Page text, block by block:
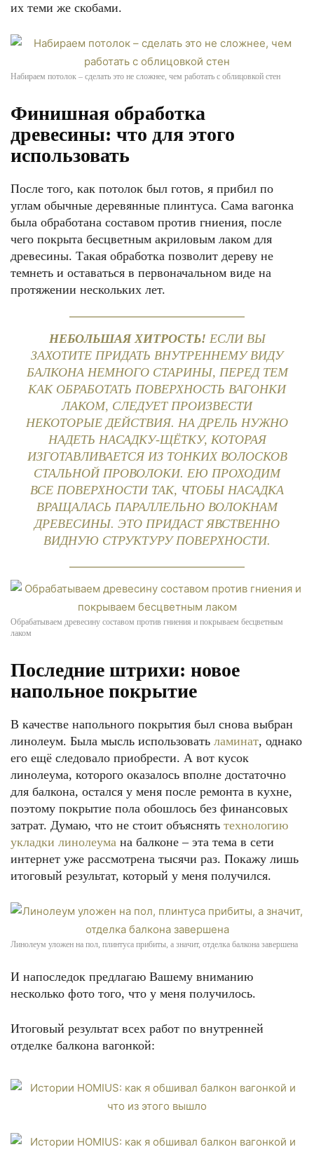
их теми же скобами.
Набираем потолок – сделать это не сложнее, чем работать с облицовкой стен
Финишная обработка
древесины: что для этого
использовать
После того, как потолок был готов, я прибил по
углам обычные деревянные плинтуса. Сама вагонка
была обработана составом против гниения, после
чего покрыта бесцветным акриловым лаком для
древесины. Такая обработка позволит дереву не
темнеть и оставаться в первоначальном виде на
протяжении нескольких лет.
НЕБОЛЬШАЯ ХИТРОСТЬ! ЕСЛИ ВЫ
ЗАХОТИТЕ ПРИДАТЬ ВНУТРЕННЕМУ ВИДУ
БАЛКОНА НЕМНОГО СТАРИНЫ, ПЕРЕД ТЕМ
КАК ОБРАБОТАТЬ ПОВЕРХНОСТЬ ВАГОНКИ
ЛАКОМ, СЛЕДУЕТ ПРОИЗВЕСТИ
НЕКОТОРЫЕ ДЕЙСТВИЯ. НА ДРЕЛЬ НУЖНО
НАДЕТЬ НАСАДКУ-ЩЁТКУ, КОТОРАЯ
ИЗГОТАВЛИВАЕТСЯ ИЗ ТОНКИХ ВОЛОСКОВ
СТАЛЬНОЙ ПРОВОЛОКИ. ЕЮ ПРОХОДИМ
ВСЕ ПОВЕРХНОСТИ ТАК, ЧТОБЫ НАСАДКА
ВРАЩАЛАСЬ ПАРАЛЛЕЛЬНО ВОЛОКНАМ
ДРЕВЕСИНЫ. ЭТО ПРИДАСТ ЯВСТВЕННО
ВИДНУЮ СТРУКТУРУ ПОВЕРХНОСТИ.
Обрабатываем древесину составом против гниения и покрываем бесцветным
лаком
Последние штрихи: новое
напольное покрытие
В качестве напольного покрытия был снова выбран
линолеум. Была мысль использовать ламинат, однако
его ещё следовало приобрести. А вот кусок
линолеума, которого оказалось вполне достаточно
для балкона, остался у меня после ремонта в кухне,
поэтому покрытие пола обошлось без финансовых
затрат. Думаю, что не стоит объяснять технологию
укладки линолеума на балконе – эта тема в сети
интернет уже рассмотрена тысячи раз. Покажу лишь
итоговый результат, который у меня получился.
Линолеум уложен на пол, плинтуса прибиты, а значит, отделка балкона завершена
И напоследок предлагаю Вашему вниманию
несколько фото того, что у меня получилось.
Итоговый результат всех работ по внутренней
отделке балкона вагонкой: